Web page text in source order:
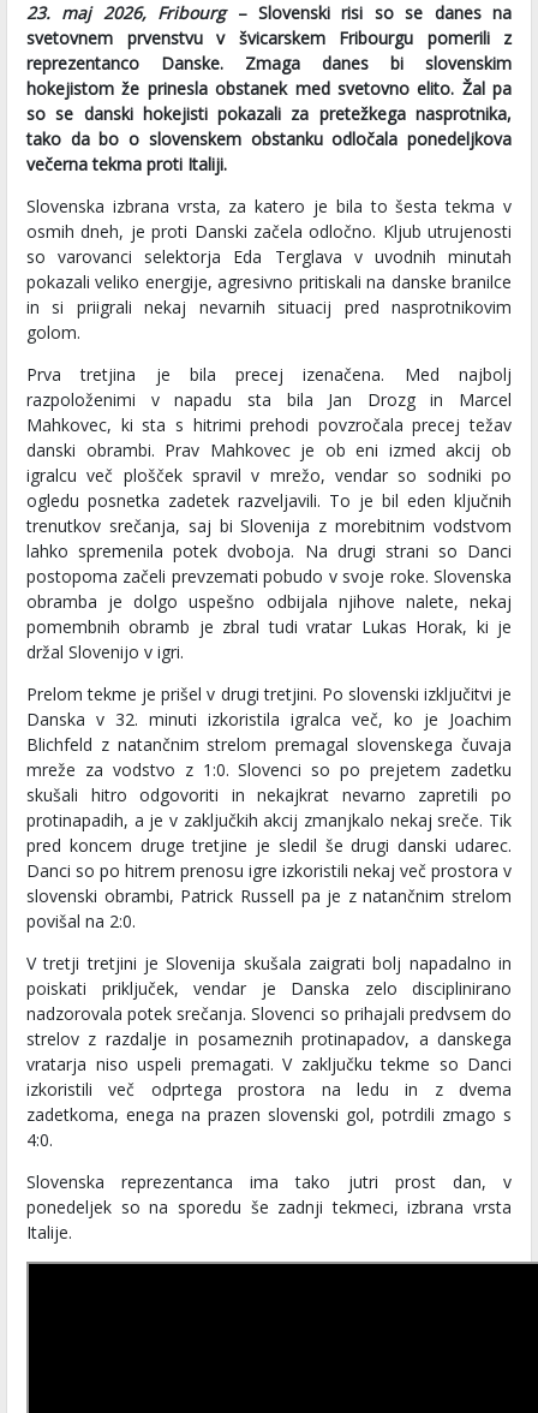
23. maj 2026, Fribourg– Slovenski risi so se danes na
svetovnem prvenstvu v švicarskem Fribourgu pomerili z
reprezentanco Danske. Zmaga danes bi slovenskim
hokejistom že prinesla obstanek med svetovno elito. Žal pa
so se danski hokejisti pokazali za pretežkega nasprotnika,
tako da bo o slovenskem obstanku odločala ponedeljkova
večerna tekma proti Italiji.
Slovenska izbrana vrsta, za katero je bila to šesta tekma v
osmih dneh, je proti Danski začela odločno. Kljub utrujenosti
so varovanci selektorja Eda Terglava v uvodnih minutah
pokazali veliko energije, agresivno pritiskali na danske branilce
in si priigrali nekaj nevarnih situacij pred nasprotnikovim
golom.
Prva tretjina je bila precej izenačena. Med najbolj
razpoloženimi v napadu sta bila Jan Drozg in Marcel
Mahkovec, ki sta s hitrimi prehodi povzročala precej težav
danski obrambi. Prav Mahkovec je ob eni izmed akcij ob
igralcu več plošček spravil v mrežo, vendar so sodniki po
ogledu posnetka zadetek razveljavili. To je bil eden ključnih
trenutkov srečanja, saj bi Slovenija z morebitnim vodstvom
lahko spremenila potek dvoboja. Na drugi strani so Danci
postopoma začeli prevzemati pobudo v svoje roke. Slovenska
obramba je dolgo uspešno odbijala njihove nalete, nekaj
pomembnih obramb je zbral tudi vratar Lukas Horak, ki je
držal Slovenijo v igri.
Prelom tekme je prišel v drugi tretjini. Po slovenski izključitvi je
Danska v 32. minuti izkoristila igralca več, ko je Joachim
Blichfeld z natančnim strelom premagal slovenskega čuvaja
mreže za vodstvo z 1:0. Slovenci so po prejetem zadetku
skušali hitro odgovoriti in nekajkrat nevarno zapretili po
protinapadih, a je v zaključkih akcij zmanjkalo nekaj sreče. Tik
pred koncem druge tretjine je sledil še drugi danski udarec.
Danci so po hitrem prenosu igre izkoristili nekaj več prostora v
slovenski obrambi, Patrick Russell pa je z natančnim strelom
povišal na 2:0.
V tretji tretjini je Slovenija skušala zaigrati bolj napadalno in
poiskati priključek, vendar je Danska zelo disciplinirano
nadzorovala potek srečanja. Slovenci so prihajali predvsem do
strelov z razdalje in posameznih protinapadov, a danskega
vratarja niso uspeli premagati. V zaključku tekme so Danci
izkoristili več odprtega prostora na ledu in z dvema
zadetkoma, enega na prazen slovenski gol, potrdili zmago s
4:0.
Slovenska reprezentanca ima tako jutri prost dan, v
ponedeljek so na sporedu še zadnji tekmeci, izbrana vrsta
Italije.